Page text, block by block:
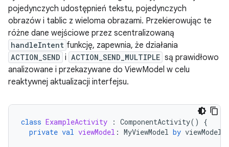
pojedynczych udostępnień tekstu, pojedynczych
obrazów i tablic z wieloma obrazami. Przekierowując te
różne dane wejściowe przez scentralizowaną
handleIntent funkcję, zapewnia, że działania
ACTION_SEND i ACTION_SEND_MULTIPLE są prawidłowo
analizowane i przekazywane do ViewModel w celu
reaktywnej aktualizacji interfejsu.
class ExampleActivity : ComponentActivity()
{
private val viewModel : MyViewModel by viewModels